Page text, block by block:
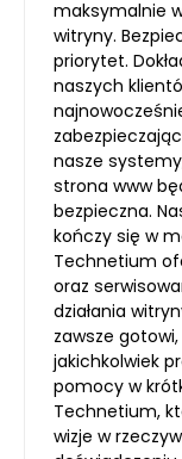
maksymalnie
witryny.
priorytet.
naszych
nasze
strona www
bezpieczna.
kończy się w
Technetium
oraz
działania
zawsze
jakichkolwiek
pomocy w
Technetium,
wizje w